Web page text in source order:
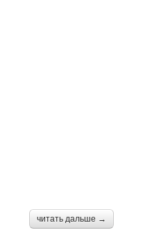
читать дальше →